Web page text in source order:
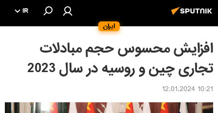
ایران
IR
افزایش محسوس حجم مبادلات
تجاری چین و روسیه در سال 2023
10:21 12.01.2024